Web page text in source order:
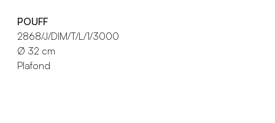
POUFF
2868/J/DIM/T/L/1/3000
Ø 32 cm
Plafond